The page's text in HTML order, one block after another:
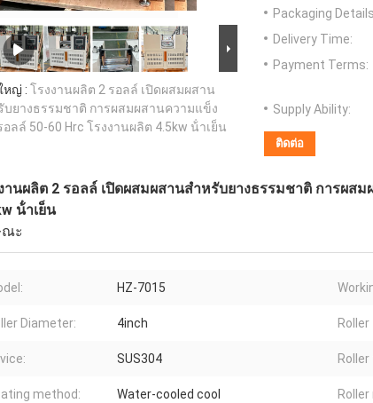
หญ่ : โรงงานผลิต 2 รอลล์ เปิดผสมผสาน
บยางธรรมชาติ การผสมผสานความแข็ง
ลล์ 50-60 Hrc โรงงานผลิต 4.5kw น้ําเย็น
Packaging
Delivery Time:
Payment Terms:
Supply Ability:
ติดต่อ
านผลิต 2 รอลล์ เปิดผสมผสานสําหรับยางธรรมชาติ การผส
น้ําเย็น
ะ
HZ-7015
Diameter: 4inch
SUS304
method: Water-cooled cool